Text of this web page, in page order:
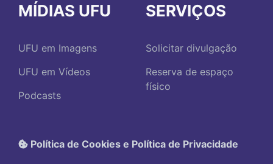
MÍDIAS UFU
UFU em Imagens
UFU em Vídeos
Podcasts
SERVIÇOS
Solicitar divulgação
Reserva de espaço
físico
Política de Cookies e Política de Privacidade